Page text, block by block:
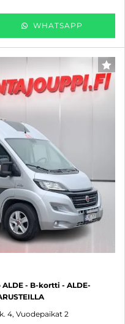
WHATSAPP
- B-kortti - ALDE-
4, Vuodepaikat 2